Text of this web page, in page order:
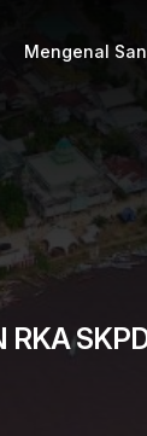
Mengenal